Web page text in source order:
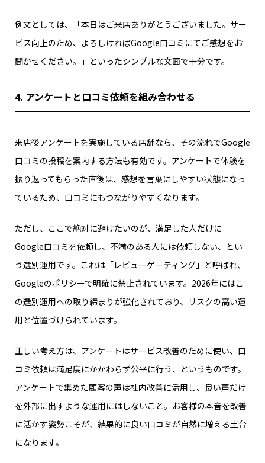
例文としては、「本日はご来店ありがとうございました。サー
ビス向上のため、よろしければGoogle口コミにてご感想をお
聞かせください。」といったシンプルな文面で十分です。
4. アンケートと口コミ依頼を組み合わせる
来店後アンケートを実施している店舗なら、その流れでGoogle
口コミの投稿を案内する方法も有効です。アンケートで体験を
振り返ってもらった直後は、感想を言葉にしやすい状態になっ
ているため、口コミにもつながりやすくなります。
ただし、ここで絶対に避けたいのが、満足した人だけに
Google口コミを依頼し、不満のある人には依頼しない、とい
う選別運用です。これは「レビューゲーティング」と呼ばれ、
Googleのポリシーで明確に禁止されています。2026年にはこ
の選別運用への取り締まりが強化されており、リスクの高い運
用と位置づけられています。
正しい考え方は、アンケートはサービス改善のために使い、口
コミ依頼は満足度にかかわらず公平に行う、というものです。
アンケートで集めた顧客の声は社内改善に活用し、良い声だけ
を外部に出すような運用にはしないこと。お客様の本音を改善
に活かす姿勢こそが、結果的に良い口コミが自然に増える土台
になります。